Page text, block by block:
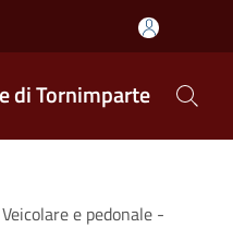
di Tornimparte
e pedonale -